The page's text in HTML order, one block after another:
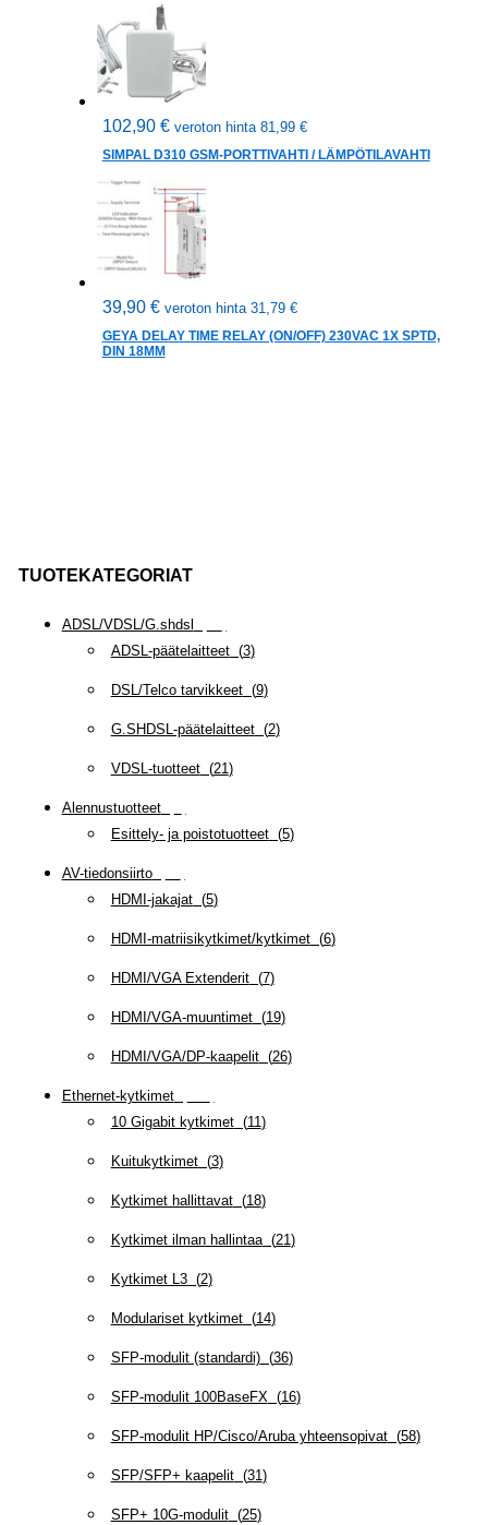
TUOTEKATEGORIAT
ADSL/VDSL/G.shdsl
ADSL-päätelaitteet(3)
DSL/Telco tarvikkeet(9)
G.SHDSL-päätelaitteet(2)
VDSL-tuotteet(21)
Alennustuotteet(
Esittely- ja poistotuotteet(5)
AV-tiedonsiirto(
HDMI-jakajat(5)
HDMI-matriisikytkimet/kytkimet(6)
HDMI/VGA Extenderit(7)
HDMI/VGA-muuntimet(19)
HDMI/VGA/DP-kaapelit(26)
Ethernet-kytkimet(
10 Gigabit kytkimet(11)
Kuitukytkimet(3)
Kytkimet hallittavat(18)
Kytkimet ilman hallintaa(21)
Kytkimet L3(2)
Modulariset kytkimet(14)
SFP-modulit (standardi)(36)
SFP-modulit 100BaseFX(16)
SFP-modulit HP/Cisco/Aruba yhteensopivat(58)
SFP/SFP+ kaapelit(31)
SFP+ 10G-modulit(25)
102,90 € veroton hinta 81,99 €
SIMPAL D310 GSM-PORTTIVAHTI / LÄMPÖTILAVAHTI
39,90 € veroton hinta 31,79 €
GEYA DELAY TIME RELAY (ON/OFF) 230VAC 1X SPTD,
DIN 18MM